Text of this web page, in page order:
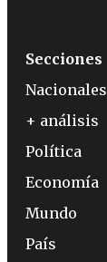
Secciones
Nacionales
+ análisis
Política
Economía
Mundo
País